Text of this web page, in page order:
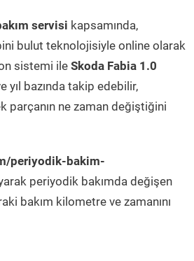
servisi kapsamında,
bulut teknolojisiyle online olarak
sistemi ile Skoda Fabia 1.0
yıl bazında takip edebilir,
parçanın ne zaman değiştiğini
periyodik-bakim-
periyodik bakımda değişen
bakım kilometre ve zamanını